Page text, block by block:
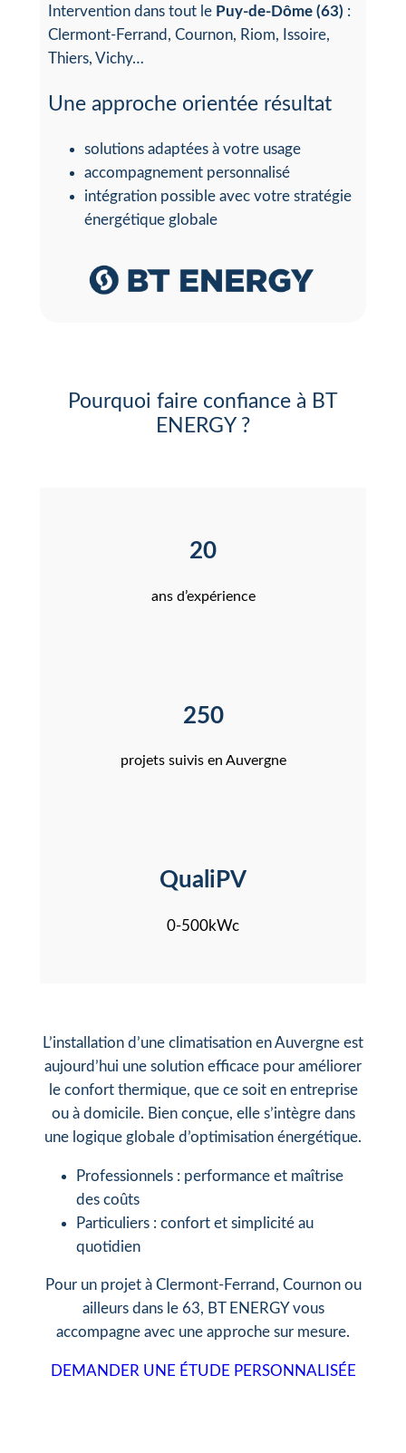
Intervention dans tout le Puy-de-Dôme (63) :
Clermont-Ferrand, Cournon, Riom, Issoire,
Thiers, Vichy…
Une approche orientée résultat
solutions adaptées à votre usage
accompagnement personnalisé
intégration possible avec votre stratégie
énergétique globale
Pourquoi faire confiance à BT
ENERGY ?
20
ans d’expérience
250
projets suivis en Auvergne
QualiPV
0-500kWc
L’installation d’une climatisation en Auvergne est
aujourd’hui une solution efficace pour améliorer
le confort thermique, que ce soit en entreprise
ou à domicile. Bien conçue, elle s’intègre dans
une logique globale d’optimisation énergétique.
Professionnels : performance et maîtrise
des coûts
Particuliers : confort et simplicité au
quotidien
Pour un projet à Clermont-Ferrand, Cournon ou
ailleurs dans le 63, BT ENERGY vous
accompagne avec une approche sur mesure.
DEMANDER UNE ÉTUDE PERSONNALISÉE